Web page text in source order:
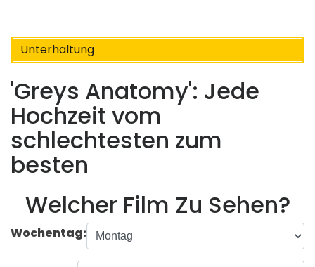
Unterhaltung
'Greys Anatomy': Jede
Hochzeit vom
schlechtesten zum
besten
Welcher Film Zu Sehen?
Wochentag: